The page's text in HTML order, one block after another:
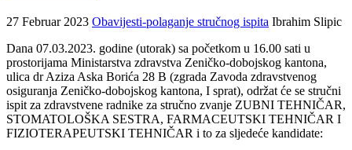
27 Februar 2023 Obavijesti-polaganje stručnog ispita Ibrahim Slipic
Dana 07.03.2023. godine (utorak) sa početkom u 16.00 sati u
prostorijama Ministarstva zdravstva Zeničko-dobojskog kantona,
ulica dr Aziza Aska Borića 28 B (zgrada Zavoda zdravstvenog
osiguranja Zeničko-dobojskog kantona, I sprat), održat će se stručni
ispit za zdravstvene radnike za stručno zvanje ZUBNI TEHNIČAR,
STOMATOLOŠKA SESTRA, FARMACEUTSKI TEHNIČAR I
FIZIOTERAPEUTSKI TEHNIČAR i to za sljedeće kandidate: